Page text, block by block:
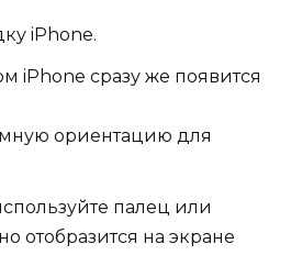
iPhone.
iPhone сразу же появится
ориентацию для
палец или
отобразится на экране